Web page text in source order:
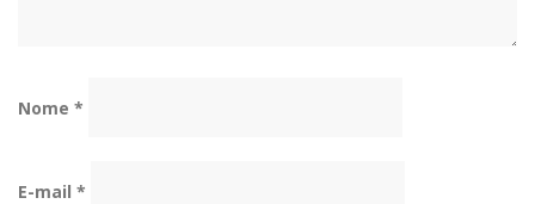
Nome *
E-mail *